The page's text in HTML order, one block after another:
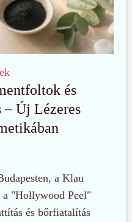
és
– Új Lézeres
a Klau
a "Hollywood Peel"
és bőrfiatalítás